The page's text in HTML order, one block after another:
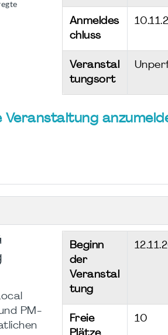
Anmeldes
chluss
Veranstal
tungsort
Veranstaltung
PM-
Beginn
der
Veranstal
tung
Freie
10